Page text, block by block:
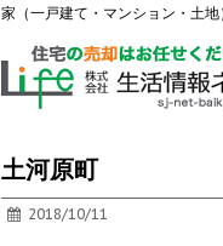
家（一戸建て・マンション・土
土河原町
2018/10/11